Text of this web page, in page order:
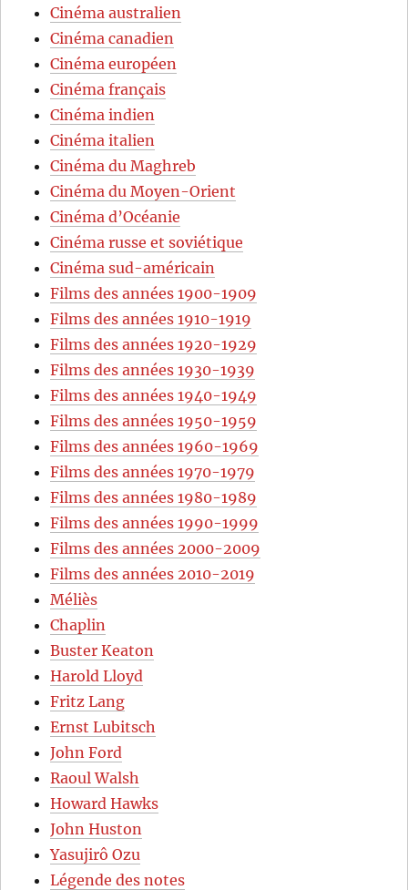
Cinéma australien
Cinéma canadien
Cinéma européen
Cinéma français
Cinéma indien
Cinéma italien
Cinéma du Maghreb
Cinéma du Moyen-Orient
Cinéma d’Océanie
Cinéma russe et soviétique
Cinéma sud-américain
Films des années 1900-1909
Films des années 1910-1919
Films des années 1920-1929
Films des années 1930-1939
Films des années 1940-1949
Films des années 1950-1959
Films des années 1960-1969
Films des années 1970-1979
Films des années 1980-1989
Films des années 1990-1999
Films des années 2000-2009
Films des années 2010-2019
Méliès
Chaplin
Buster Keaton
Harold Lloyd
Fritz Lang
Ernst Lubitsch
John Ford
Raoul Walsh
Howard Hawks
John Huston
Yasujirô Ozu
Légende des notes